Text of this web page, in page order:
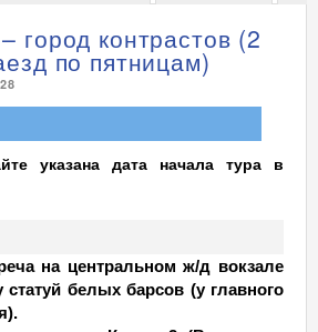
город контрастов (2
по пятницам)
указана дата начала тура в
на центральном ж/д вокзале
статуй белых барсов (у главного